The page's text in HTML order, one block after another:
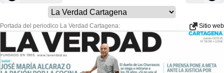
Portada del periodico La Verdad Cartagena: Sitio web